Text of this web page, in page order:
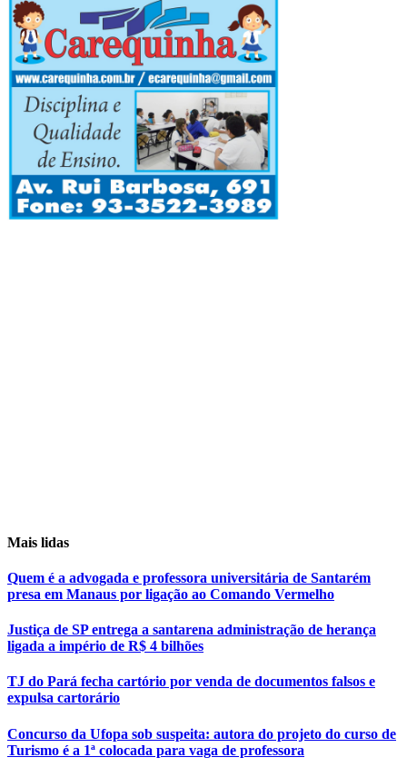
Mais lidas
Quem é a advogada e professora universitária de Santarém
presa em Manaus por ligação ao Comando Vermelho
Justiça de SP entrega a santarena administração de herança
ligada a império de R$ 4 bilhões
TJ do Pará fecha cartório por venda de documentos falsos e
expulsa cartorário
Concurso da Ufopa sob suspeita: autora do projeto do curso de
Turismo é a 1ª colocada para vaga de professora